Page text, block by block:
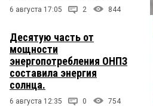
6 августа 17:05 2 844
Десятую часть от
мощности
энергопотребления ОНПЗ
составила энергия
солнца.
6 августа 12:35 0 754